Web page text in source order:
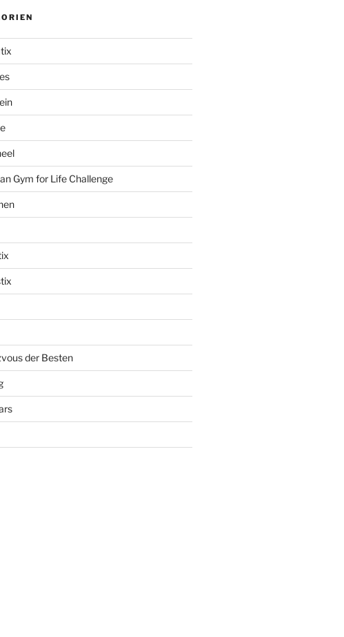
Gym for Life Challenge
der Besten